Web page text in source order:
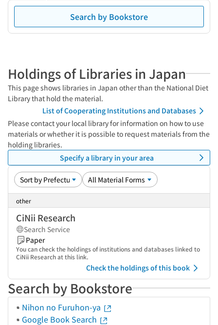
Search by Bookstore
Holdings of Libraries in Japan
This page shows libraries in Japan other than the National Diet
Library that hold the material.
List of Cooperating Institutions and Databases
Please contact your local library for information on how to use
materials or whether it is possible to request materials from the
holding libraries.
Specify a library in your area
other
CiNii Research
Search Service
Paper
You can check the holdings of institutions and databases linked to
CiNii Research at this link.
Check the holdings of this book
Search by Bookstore
Nihon no Furuhon-ya
Google Book Search